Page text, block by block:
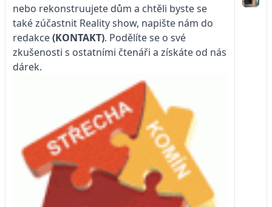
nebo rekonstruujete dům a chtěli byste se
také zúčastnit Reality show, napište nám do
redakce(KONTAKT). Podělíte se o své
zkušenosti s ostatními čtenáři a získáte od nás
dárek.